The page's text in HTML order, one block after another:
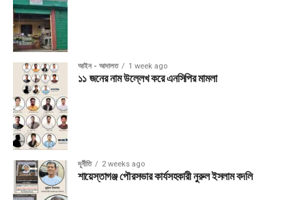
আইন - আদালত 1 week ago
১১ জনের নাম উল্লেখ করে এনসিপির মামলা
দূর্নীতি 2 weeks ago
শায়েস্তাগঞ্জ পৌরসভার কার্যসহকারী নুরুল ইসলাম বদলি